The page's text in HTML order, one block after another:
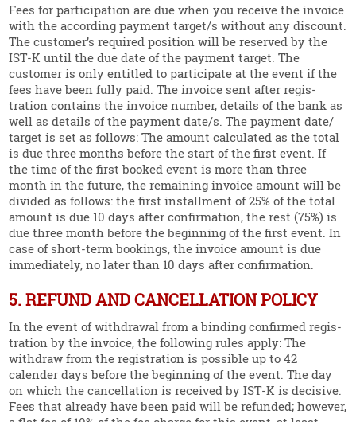
Fees for parti­ci­pation are due when you receive the invoice
with the according payment target/s without any discount.
The customer’s required position will be reserved by the
IST‑K until the due date of the payment target. The
customer is only entitled to parti­cipate at the event if the
fees have been fully paid. The invoice sent after regis­
tration contains the invoice number, details of the bank as
well as details of the payment date/s. The payment date/
target is set as follows: The amount calcu­lated as the total
is due three months before the start of the first event. If
the time of the first booked event is more than three
month in the future, the remaining invoice amount will be
divided as follows: the first installment of 25% of the total
amount is due 10 days after confir­mation, the rest (75%) is
due three month before the beginning of the first event. In
case of short-term bookings, the invoice amount is due
immediately, no later than 10 days after confir­mation.
5. REFUND AND CANCELLATION POLICY
In the event of withdrawal from a binding confirmed regis­
tration by the invoice, the following rules apply: The
withdraw from the regis­tration is possible up to 42
calender days before the beginning of the event. The day
on which the cancel­lation is received by IST‑K is decisive.
Fees that already have been paid will be refunded; however,